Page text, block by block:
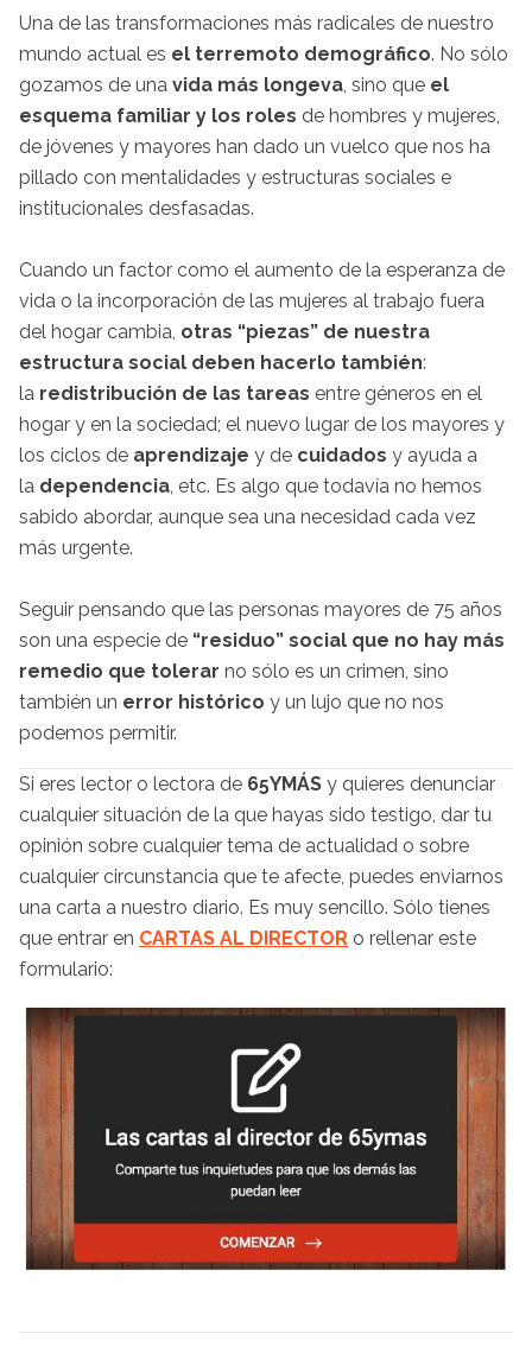
Una de las transformaciones más radicales de nuestro
mundo actual es el terremoto demográfico. No sólo
gozamos de una vida más longeva , sino que el
esquema familiar y los roles de hombres y mujeres,
de jóvenes y mayores han dado un vuelco que nos ha
pillado con mentalidades y estructuras sociales e
institucionales desfasadas.
Cuando un factor como el aumento de la esperanza de
vida o la incorporación de las mujeres al trabajo fuera
del hogar cambia, otras “piezas” de nuestra
estructura social deben hacerlo también:
la redistribución de las tareas entre géneros en el
hogar y en la sociedad; el nuevo lugar de los mayores y
los ciclos de aprendizaje y de cuidados y ayuda a
la dependencia , etc. Es algo que todavía no hemos
sabido abordar, aunque sea una necesidad cada vez
más urgente.
Seguir pensando que las personas mayores de 75 años
son una especie de “residuo” social que no hay más
remedio que tolerar no sólo es un crimen, sino
también un error histórico y un lujo que no nos
podemos permitir.
Si eres lector o lectora de 65YMÁS y quieres denunciar
cualquier situación de la que hayas sido testigo, dar tu
opinión sobre cualquier tema de actualidad o sobre
cualquier circunstancia que te afecte, puedes enviarnos
una carta a nuestro diario. Es muy sencillo. Sólo tienes
que entrar en CARTAS AL DIRECTOR o rellenar este
formulario: